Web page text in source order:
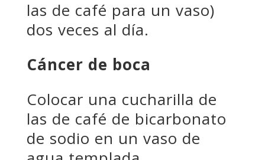
las de café para un vaso)
dos veces al día.
Cáncer de boca
Colocar una cucharilla de
las de café de bicarbonato
de sodio en un vaso de